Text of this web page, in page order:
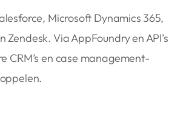
Microsoft Dynamics 365,
Zendesk. Via AppFoundry en API’s
CRM’s en case management-